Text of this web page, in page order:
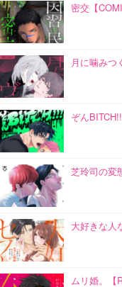
密交【
月に噛みつ
ぞん
芝玲司の変
大好きな人
ムリ婚。【